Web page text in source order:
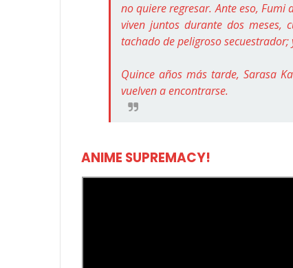
no quiere regresar. Ante eso,
viven juntos durante dos meses,
tachado de peligroso
Quince años más tarde, Sarasa
vuelven a encontrarse.
ANIME SUPREMACY!